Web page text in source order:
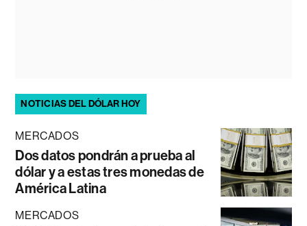
NOTICIAS DEL DÓLAR HOY
MERCADOS
Dos datos pondrán a prueba al
dólar y a estas tres monedas de
América Latina
MERCADOS